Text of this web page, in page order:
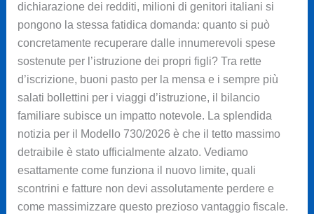
dichiarazione dei redditi, milioni di genitori italiani si
pongono la stessa fatidica domanda: quanto si può
concretamente recuperare dalle innumerevoli spese
sostenute per l’istruzione dei propri figli? Tra rette
d’iscrizione, buoni pasto per la mensa e i sempre più
salati bollettini per i viaggi d’istruzione, il bilancio
familiare subisce un impatto notevole. La splendida
notizia per il Modello 730/2026 è che il tetto massimo
detraibile è stato ufficialmente alzato. Vediamo
esattamente come funziona il nuovo limite, quali
scontrini e fatture non devi assolutamente perdere e
come massimizzare questo prezioso vantaggio fiscale.